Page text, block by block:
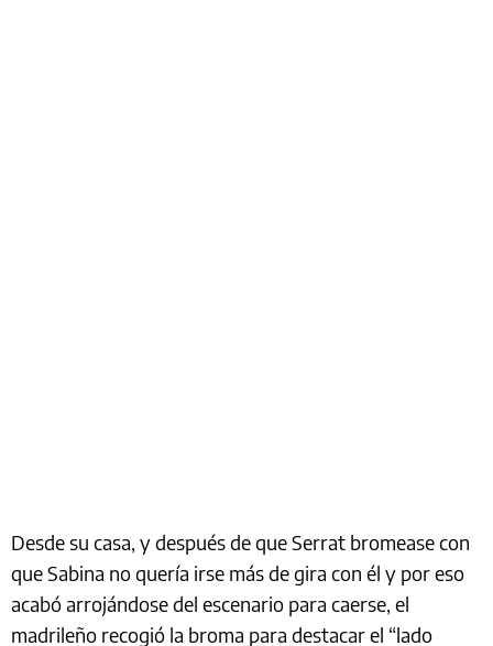
Desde su casa, y después de que Serrat bromease con
que Sabina no quería irse más de gira con él y por eso
acabó arrojándose del escenario para caerse, el
madrileño recogió la broma para destacar el “lado